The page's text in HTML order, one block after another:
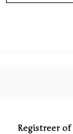
Registreerof